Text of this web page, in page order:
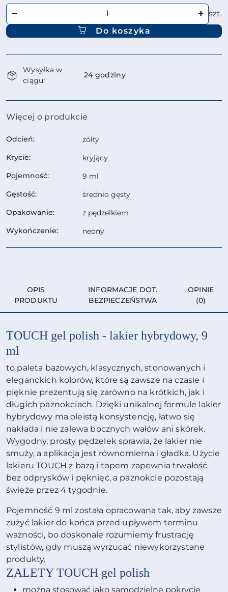
Ilość
szt.
Do koszyka
Dostępność
i
dostawa
Wysyłka w
ciągu:
24 godziny
Więcej o produkcie
Odcień:
żółty
Krycie:
kryjący
Pojemność:
9 ml
Gęstość:
średnio gęsty
Opakowanie:
z pędzelkiem
Wykończenie:
neony
OPIS
PRODUKTU
INFORMACJE DOT.
BEZPIECZEŃSTWA
OPINIE
(0)
TOUCH gel polish - lakier hybrydowy, 9
ml
to paleta bazowych, klasycznych, stonowanych i
eleganckich kolorów, które są zawsze na czasie i
pięknie prezentują się zarówno na krótkich, jak i
długich paznokciach. Dzięki unikalnej formule lakier
hybrydowy ma oleistą konsystencję, łatwo się
nakłada i nie zalewa bocznych wałów ani skórek.
Wygodny, prosty pędzelek sprawia, że lakier nie
smuży, a aplikacja jest równomierna i gładka. Użycie
lakieru TOUCH z bazą i topem zapewnia trwałość
bez odprysków i pęknięć, a paznokcie pozostają
świeże przez 4 tygodnie.
Pojemność 9 ml została opracowana tak, aby zawsze
zużyć lakier do końca przed upływem terminu
ważności, bo doskonale rozumiemy frustrację
stylistów, gdy muszą wyrzucać niewykorzystane
produkty.
ZALETYTOUCH gel polish
można stosować jako samodzielne pokrycie